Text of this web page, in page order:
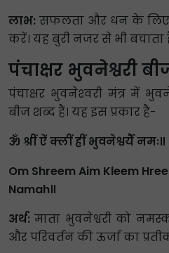
लाभ: सफलता और धन के लिए
करें। यह बुरी नजर से भी बचाता
पंचाक्षर भुवनेश्वरी
पंचाक्षर भुवनेश्‍वरी मंत्र में
बीज शब्‍द हैं। यह इस प्रकार है-
ॐ श्रीं ऐं क्लीं ह्रीं भुवनेश्वर्यै नमः॥
Om Shreem Aim Kleem
Namah॥
अर्थ: माता भुवनेश्वरी को
और परिवर्तन की ऊर्जा का